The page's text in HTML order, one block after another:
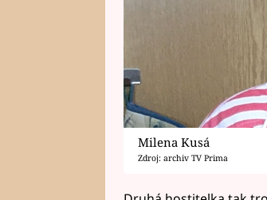
Milena Kusá
Zdroj: archiv TV Prima